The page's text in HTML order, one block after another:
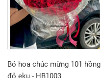
Bó hoa chúc mừng 101 hồng
đỏ eku - HB1003